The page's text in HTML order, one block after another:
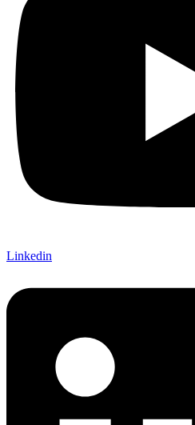
Linkedin